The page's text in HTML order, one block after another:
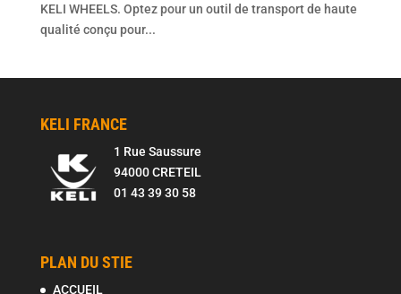
KELI WHEELS. Optez pour un outil de transport de haute
qualité conçu pour...
KELI FRANCE
1 Rue Saussure
94000 CRETEIL
01 43 39 30 58
PLAN DU STIE
ACCUEIL